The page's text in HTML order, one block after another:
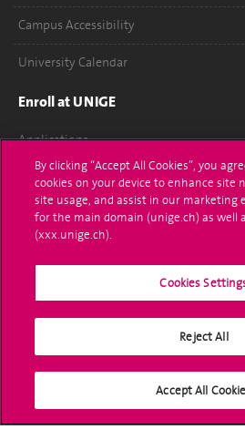
Campus Accessibility
University Calendar
Enroll at UNIGE
Applications
Administrative procedures
Ask a question
Social Media
By clicking “Accept All Cookies”, you
cookies on your device to enhance site
site usage, and assist in our marketing
for the main domain (unige.ch) as well
(xxx.unige.ch).
Cookies
Reject All
Accept All